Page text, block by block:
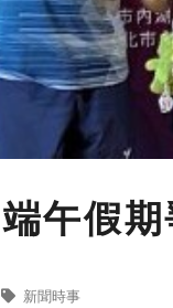
午假
新聞時事